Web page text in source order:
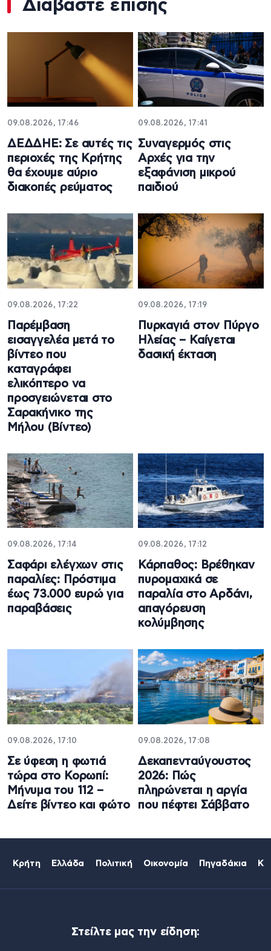
Διαβάστε επίσης
09.08.2026, 17:46
ΔΕΔΔΗΕ: Σε αυτές τις
περιοχές της Κρήτης
θα έχουμε αύριο
διακοπές ρεύματος
09.08.2026, 17:41
Συναγερμός στις
Αρχές για την
εξαφάνιση μικρού
παιδιού
09.08.2026, 17:22
Παρέμβαση
εισαγγελέα μετά το
βίντεο που
καταγράφει
ελικόπτερο να
προσγειώνεται στο
Σαρακήνικο της
Μήλου (Βίντεο)
09.08.2026, 17:19
Πυρκαγιά στον Πύργο
Ηλείας – Καίγεται
δασική έκταση
09.08.2026, 17:14
Σαφάρι ελέγχων στις
παραλίες: Πρόστιμα
έως 73.000 ευρώ για
παραβάσεις
09.08.2026, 17:12
Κάρπαθος: Βρέθηκαν
πυρομαχικά σε
παραλία στο Αρδάνι,
απαγόρευση
κολύμβησης
09.08.2026, 17:10
Σε ύφεση η φωτιά
τώρα στο Κορωπί:
Μήνυμα του 112 –
Δείτε βίντεο και φώτο
09.08.2026, 17:08
Δεκαπενταύγουστος
2026: Πώς
πληρώνεται η αργία
που πέφτει Σάββατο
Κρήτη Ελλάδα Πολιτική Οικονομία Πηγαδάκια
Στείλτε μας την είδηση: